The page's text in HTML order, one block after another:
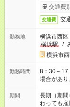
考慮して
交通費
交通費 交
勤務地
横浜市西区
横浜駅
/
横浜市
勤務時間
8：30～17
場合があります。 ◎フレックス勤務が
す。 ◎今
改革に全社
期間
長期（期
わっても雇